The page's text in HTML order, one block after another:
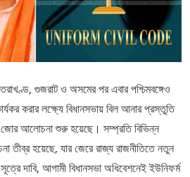
গুজরাট ও অসমের পর এবার পশ্চিমবঙ্গেও
করার লক্ষ্যে বিধানসভায় বিল আনার প্রস্তুতি
আলোচনা শুরু হয়েছে। সম্প্রতি বিভিন্ন
তীব্র হয়েছে, যার জেরে রাজ্য রাজনীতিতে নতুন
দাবি, আগামী বিধানসভা অধিবেশনেই ইউনিফর্ম